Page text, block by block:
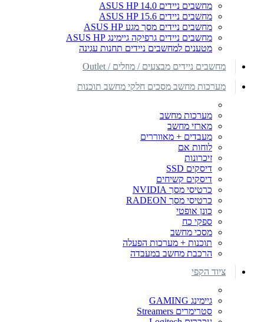
מחשבים ניידים ASUS HP 14.0
מחשבים ניידים ASUS HP 15.6
מחשבים ניידים מסך מגע ASUS HP
מחשבים ניידים גרפיקה גיימינג ASUS HP
מטענים למחשבים ניידים תחנות עגינה
מחשבים ניידים מבצעים / מוזלים / Outlet
מערכות מחשב מסכים חלקי מחשב תוכנות
מערכות מחשב
מארזי מחשב
מעבדים + מאווררים
לוחות אם
זיכרונות
דיסקים SSD
דיסקים קשיחים
כרטיסי מסך NVIDIA
כרטיסי מסך RADEON
כונן אופטי
ספקי כח
מסכי מחשב
תוכנות + מערכות הפעלה
הרכבת מחשב במעבדה
ציוד הקפי
גיימינג GAMING
סטרימרים Streamers